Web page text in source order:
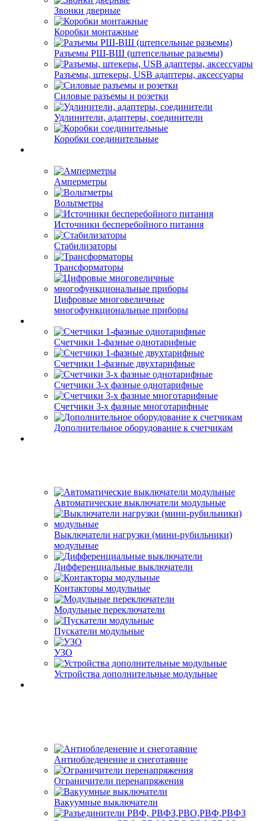
Звонки дверные
Коробки монтажные
Разъемы РШ-ВШ (штепсельные разьемы)
Разъемы, штекеры, USB адаптеры, аксессуары
Силовые разъемы и розетки
Удлинители, адаптеры, соединители
Коробки соединительные
Амперметры
Вольтметры
Источники бесперебойного питания
Стабилизаторы
Трансформаторы
Цифровые многовеличные
многофункциональные приборы
Счетчики 1-фазные однотарифные
Счетчики 1-фазные двухтарифные
Счетчики 3-х фазные однотарифные
Счетчики 3-х фазные многотарифные
Дополнительное оборудование к счетчикам
Автоматические выключатели модульные
Выключатели нагрузки (мини-рубильники)
модульные
Дифференциальные выключатели
Контакторы модульные
Модульные переключатели
Пускатели модульные
УЗО
Устройства дополнительные модульные
Антиобледенение и снеготаяние
Ограничители перенапряжения
Вакуумные выключатели